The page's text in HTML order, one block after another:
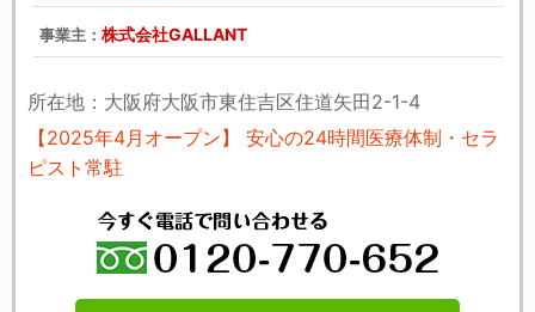
事業主： 株式会社GALLANT
所在地：大阪府大阪市東住吉区住道矢田2-1-4
【2025年4月オープン】 安心の24時間医療体制・セラ
ピスト常駐